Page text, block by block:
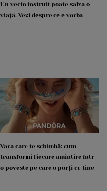
Un vecin instruit poate salva o
viață. Vezi despre ce e vorba
Vara care te schimbă: cum
transformi fiecare amintire într-
o poveste pe care o porți cu tine